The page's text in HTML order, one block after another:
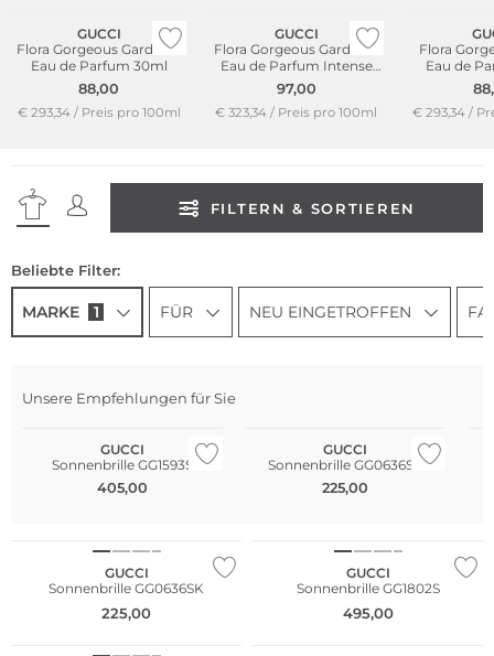
GUCCI
Flora Gorgeous Gardenia
Eau de Parfum 30ml
88,00
€ 293,34 / Preis pro 100ml
GUCCI
Flora Gorgeous Gardenia
Eau de Parfum Intense
30ml
97,00
€ 323,34 / Preis pro 100ml
Flora
Eau de
€ 293,34 /
FILTERN & SORTIEREN
Beliebte Filter:
MARKE 1 FÜR NEU EINGETROFFEN
Unsere Empfehlungen für Sie
GUCCI
Sonnenbrille GG1593S
405,00
GUCCI
Sonnenbrille GG0636SK
225,00
GUCCI
Sonnenbrille GG0636SK
225,00
GUCCI
Sonnenbrille GG1802S
495,00